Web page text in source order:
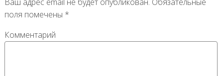
Ваш адрес email не будет опубликован. Обязательные
поля помечены *
Комментарий